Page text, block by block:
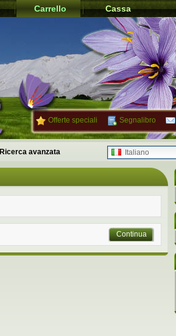
Carrello Cassa
Offerte speciali Segnalibro
Ricerca avanzata Italiano
Continua